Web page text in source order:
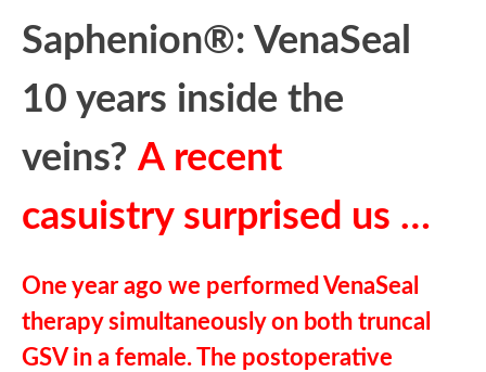
Saphenion®: VenaSeal
10 years inside the
veins? A recent
casuistry surprised us …
One year ago we performed VenaSeal
therapy simultaneously on both truncal
GSV in a female. The postoperative